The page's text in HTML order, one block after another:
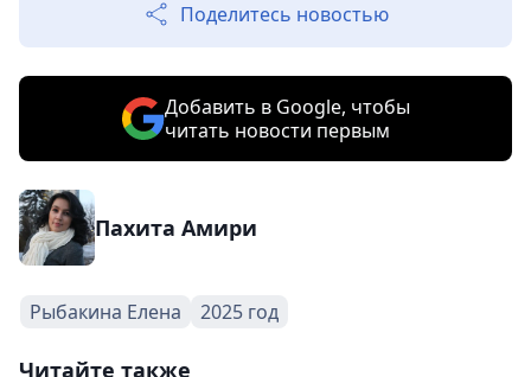
Поделитесь новостью
Добавить в Google, чтобы
читать новости первым
Пахита Амири
Рыбакина Елена 2025 год
Читайте также